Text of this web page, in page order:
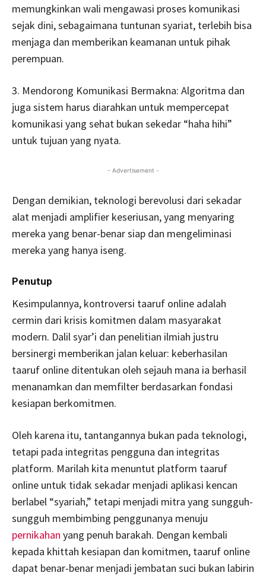
memungkinkan wali mengawasi proses komunikasi
sejak dini, sebagaimana tuntunan syariat, terlebih bisa
menjaga dan memberikan keamanan untuk pihak
perempuan.
3. Mendorong Komunikasi Bermakna: Algoritma dan
juga sistem harus diarahkan untuk mempercepat
komunikasi yang sehat bukan sekedar “haha hihi”
untuk tujuan yang nyata.
- Advertisement -
Dengan demikian, teknologi berevolusi dari sekadar
alat menjadi amplifier keseriusan, yang menyaring
mereka yang benar-benar siap dan mengeliminasi
mereka yang hanya iseng.
Penutup
Kesimpulannya, kontroversi taaruf online adalah
cermin dari krisis komitmen dalam masyarakat
modern. Dalil syar’i dan penelitian ilmiah justru
bersinergi memberikan jalan keluar: keberhasilan
taaruf online ditentukan oleh sejauh mana ia berhasil
menanamkan dan memfilter berdasarkan fondasi
kesiapan berkomitmen.
Oleh karena itu, tantangannya bukan pada teknologi,
tetapi pada integritas pengguna dan integritas
platform. Marilah kita menuntut platform taaruf
online untuk tidak sekadar menjadi aplikasi kencan
berlabel “syariah,” tetapi menjadi mitra yang sungguh-
sungguh membimbing penggunanya menuju
pernikahan yang penuh barakah. Dengan kembali
kepada khittah kesiapan dan komitmen, taaruf online
dapat benar-benar menjadi jembatan suci bukan labirin